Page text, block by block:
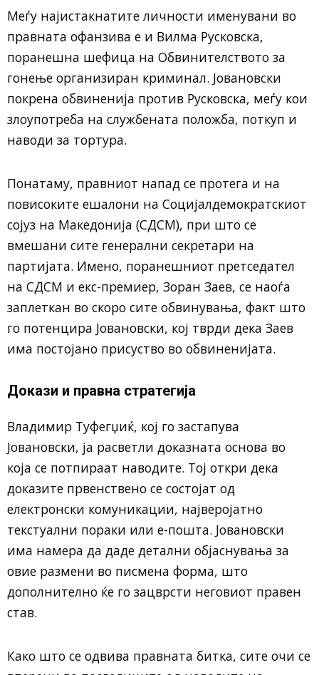
Меѓу најистакнатите личности именувани во
правната офанзива е и Вилма Русковска,
поранешна шефица на Обвинителството за
гонење организиран криминал. Јовановски
покрена обвиненија против Русковска, меѓу кои
злоупотреба на службената положба, поткуп и
наводи за тортура.
Понатаму, правниот напад се протега и на
повисоките ешалони на Социјалдемократскиот
сојуз на Македонија (СДСМ), при што се
вмешани сите генерални секретари на
партијата. Имено, поранешниот претседател
на СДСМ и екс-премиер, Зоран Заев, се наоѓа
заплеткан во скоро сите обвинувања, факт што
го потенцира Јовановски, кој тврди дека Заев
има постојано присуство во обвиненијата.
Докази и правна стратегија
Владимир Туфегџиќ, кој го застапува
Јовановски, ја расветли доказната основа во
која се потпираат наводите. Тој откри дека
доказите првенствено се состојат од
електронски комуникации, најверојатно
текстуални пораки или е-пошта. Јовановски
има намера да даде детални објаснувања за
овие размени во писмена форма, што
дополнително ќе го зацврсти неговиот правен
став.
Како што се одвива правната битка, сите очи се